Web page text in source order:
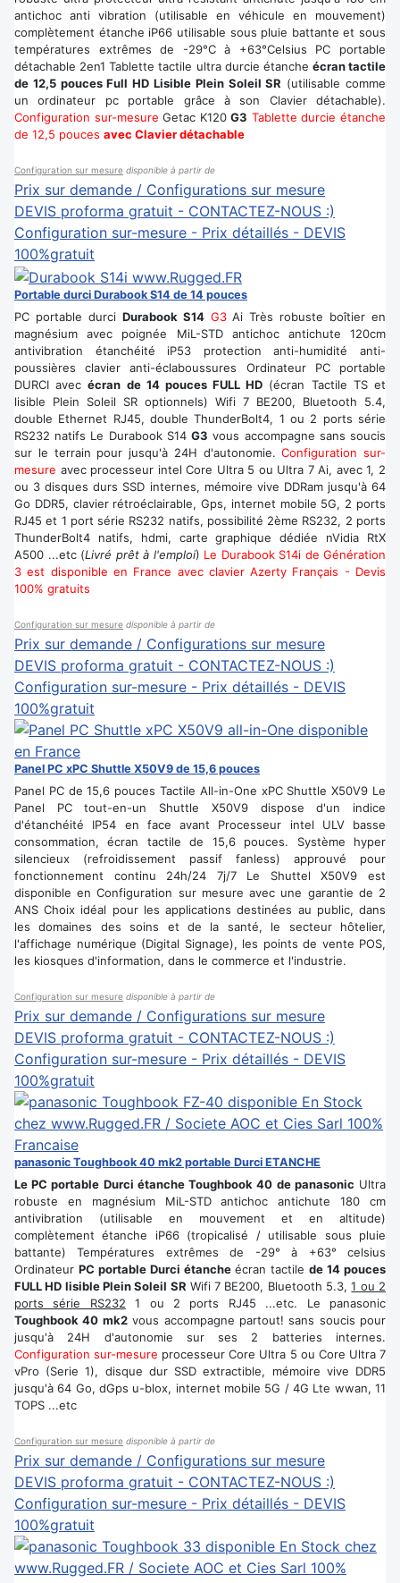
antichoc anti vibration (utilisable en véhicule en mouvement)
complètement étanche iP66 utilisable sous pluie battante et sous
températures extrêmes de -29°C à +63°Celsius PC portable
détachable 2en1 Tablette tactile ultra durcie étanche écran tactile
de 12,5 pouces Full HD Lisible Plein Soleil SR (utilisable comme
un ordinateur pc portable grâce à son Clavier détachable).
Configuration sur-mesureGetac K120G3 Tablette durcie étanche
de 12,5 pouces avec Clavier détachable
Configuration sur mesure disponible à partir de
Prix sur demande / Configurations sur mesure
DEVIS proforma gratuit - CONTACTEZ-NOUS :)
Configuration sur-mesure - Prix détaillés - DEVIS
100%gratuit
Portable durci Durabook S14 de 14 pouces
PC portable durci Durabook S14 G3Ai Très robuste boîtier en
magnésium avec poignée MiL-STD antichoc antichute 120cm
antivibration étanchéité iP53 protection anti-humidité anti-
poussières clavier anti-éclaboussures Ordinateur PC portable
DURCI avecécran de 14 pouces FULL HD (écran Tactile TS et
lisible Plein Soleil SR optionnels) Wifi 7 BE200, Bluetooth 5.4,
double Ethernet RJ45, double ThunderBolt4, 1 ou 2 ports série
RS232 natifs Le Durabook S14G3 vous accompagne sans soucis
sur le terrain pour jusqu'à 24H d'autonomie.Configuration sur-
mesure avec processeur intel Core Ultra 5 ou Ultra 7 Ai, avec 1, 2
ou 3 disques durs SSD internes, mémoire vive DDRam jusqu'à 64
Go DDR5, clavier rétroéclairable, Gps, internet mobile 5G, 2 ports
RJ45 et 1 port série RS232 natifs, possibilité 2ème RS232, 2 ports
ThunderBolt4 natifs, hdmi, carte graphique dédiée nVidia RtX
A500 ...etc (Livré prêt à l'emploi) Le Durabook S14i de Génération
3 est disponible en France avec clavier Azerty Français - Devis
100% gratuits
Configuration sur mesure disponible à partir de
Prix sur demande / Configurations sur mesure
DEVIS proforma gratuit - CONTACTEZ-NOUS :)
Configuration sur-mesure - Prix détaillés - DEVIS
100%gratuit
Panel PC xPC Shuttle X50V9 de 15,6 pouces
Panel PC de 15,6 pouces Tactile All-in-One xPC Shuttle X50V9 Le
Panel PC tout-en-un Shuttle X50V9 dispose d'un indice
d'étanchéité IP54 en face avant Processeur intel ULV basse
consommation, écran tactile de 15,6 pouces. Système hyper
silencieux (refroidissement passif fanless) approuvé pour
fonctionnement continu 24h/24 7j/7 Le Shuttel X50V9 est
disponible en Configuration sur mesure avec une garantie de 2
ANS Choix idéal pour les applications destinées au public, dans
les domaines des soins et de la santé, le secteur hôtelier,
l'affichage numérique (Digital Signage), les points de vente POS,
les kiosques d'information, dans le commerce et l'industrie.
Configuration sur mesure disponible à partir de
Prix sur demande / Configurations sur mesure
DEVIS proforma gratuit - CONTACTEZ-NOUS :)
Configuration sur-mesure - Prix détaillés - DEVIS
100%gratuit
panasonic Toughbook 40 mk2 portable Durci ETANCHE
Le PC portable Durci étanche Toughbook 40 de panasonic Ultra
robuste en magnésium MiL-STD antichoc antichute 180 cm
antivibration (utilisable en mouvement et en altitude)
complètement étanche iP66 (tropicalisé / utilisable sous pluie
battante) Températures extrêmes de -29° à +63° celsius
Ordinateur PC portable Durci étancheécran tactilede 14 pouces
FULL HD lisible Plein Soleil SR Wifi 7 BE200, Bluetooth 5.3,1 ou 2
ports série RS232 1 ou 2 ports RJ45 ...etc. Le panasonic
Toughbook 40 mk2vous accompagne partout! sans soucis pour
jusqu'à 24H d'autonomie sur ses 2 batteries internes.
Configuration sur-mesure processeur Core Ultra 5 ou Core Ultra 7
vPro (Serie 1), disque dur SSD extractible, mémoire vive DDR5
jusqu'à 64 Go, dGps u-blox, internet mobile 5G / 4G Lte wwan, 11
TOPS ...etc
Configuration sur mesure disponible à partir de
Prix sur demande / Configurations sur mesure
DEVIS proforma gratuit - CONTACTEZ-NOUS :)
Configuration sur-mesure - Prix détaillés - DEVIS
100%gratuit